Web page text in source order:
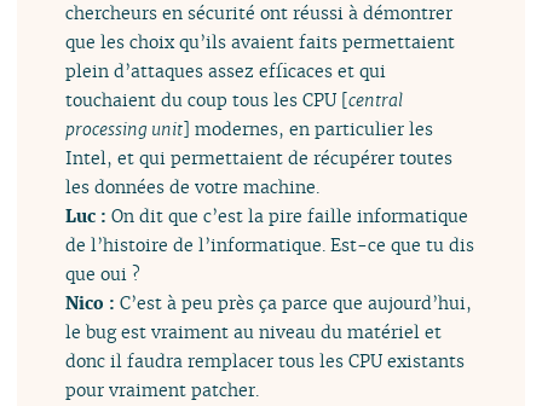
chercheurs en sécurité ont réussi à démontrer
que les choix qu’ils avaient faits permettaient
plein d’attaques assez efficaces et qui
touchaient du coup tous les CPU [central
processing unit] modernes, en particulier les
Intel, et qui permettaient de récupérer toutes
les données de votre machine.
Luc :On dit que c’est la pire faille informatique
de l’histoire de l’informatique. Est-ce que tu dis
que oui ?
Nico :C’est à peu près ça parce que aujourd’hui,
le bug est vraiment au niveau du matériel et
donc il faudra remplacer tous les CPU existants
pour vraiment patcher.